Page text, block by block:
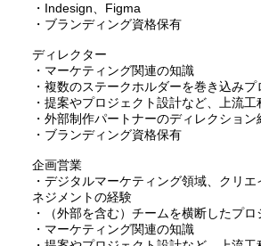
・Indesign、Figma
・ブランディング資格保有
ディレクター
・マーケティング関連の知識
・複数のステークホルダーを巻き込み
・提案やプロジェクト設計など、上流工
・外部制作パートナーのディレクション
・ブランディング資格保有
企画営業
・デジタルマーケティング領域、クリ
ネジメントの経験
・（外部を含む）チームを横断したプ
・マーケティング関連の知識